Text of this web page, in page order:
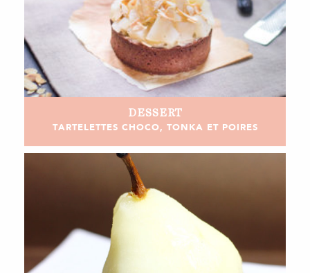
DESSERT
TARTELETTES CHOCO, TONKA ET POIRES